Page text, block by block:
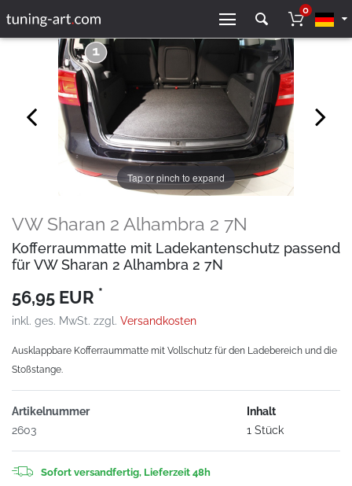
0
Tap or pinch to expand
VW Sharan 2 Alhambra 2 7N
Kofferraummatte mit Ladekantenschutz passend
für VW Sharan 2 Alhambra 2 7N
56,95 EUR *
inkl. ges. MwSt. zzgl. Versandkosten
Ausklappbare Kofferraummatte mit Vollschutz für den Ladebereich und die
Stoßstange.
Artikelnummer
2603
Inhalt
1 Stück
Sofort versandfertig, Lieferzeit 48h